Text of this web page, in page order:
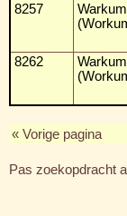
8257
Warkum
8262
Warkum
« Vorige pagina
Pas zoekopdracht